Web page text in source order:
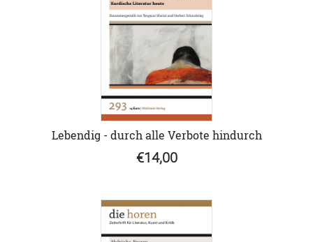
Lebendig - durch alle Verbote hindurch
€14,00